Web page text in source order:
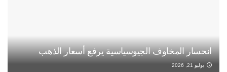
انحسار المخاوف الجيوسياسية يرفع أسعار الذهب
يوليو 21, 2026